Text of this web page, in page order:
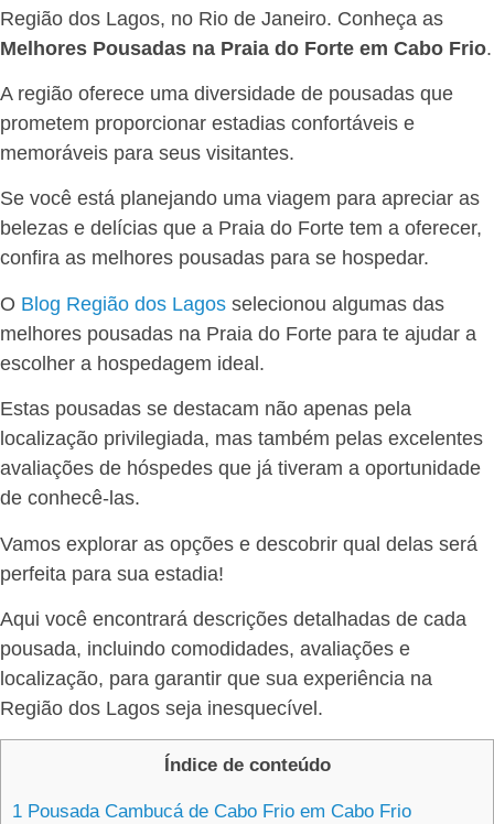
Região dos Lagos, no Rio de Janeiro. Conheça as
Melhores Pousadas na Praia do Forte em Cabo Frio.
A região oferece uma diversidade de pousadas que
prometem proporcionar estadias confortáveis e
memoráveis para seus visitantes.
Se você está planejando uma viagem para apreciar as
belezas e delícias que a Praia do Forte tem a oferecer,
confira as melhores pousadas para se hospedar.
O Blog Região dos Lagos selecionou algumas das
melhores pousadas na Praia do Forte para te ajudar a
escolher a hospedagem ideal.
Estas pousadas se destacam não apenas pela
localização privilegiada, mas também pelas excelentes
avaliações de hóspedes que já tiveram a oportunidade
de conhecê-las.
Vamos explorar as opções e descobrir qual delas será
perfeita para sua estadia!
Aqui você encontrará descrições detalhadas de cada
pousada, incluindo comodidades, avaliações e
localização, para garantir que sua experiência na
Região dos Lagos seja inesquecível.
Índice de conteúdo
1 Pousada Cambucá de Cabo Frio em Cabo Frio